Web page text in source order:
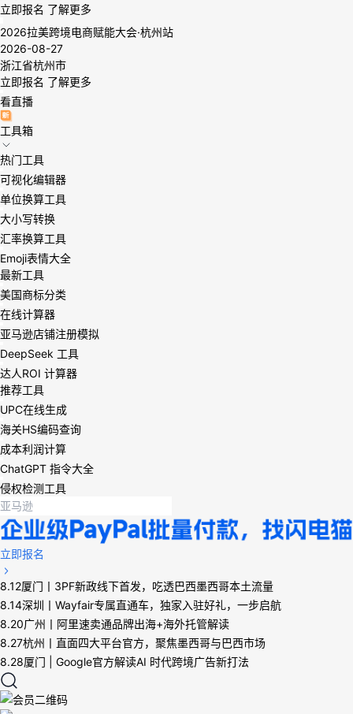
立即报名 了解更多
2026拉美跨境电商赋能大会·杭州站
2026-08-27
浙江省杭州市
立即报名 了解更多
看直播
工具箱
热门工具
可视化编辑器
单位换算工具
大小写转换
汇率换算工具
Emoji表情大全
最新工具
美国商标分类
在线计算器
亚马逊店铺注册模拟
DeepSeek 工具
达人ROI 计算器
推荐工具
UPC在线生成
海关HS编码查询
成本利润计算
ChatGPT 指令大全
侵权检测工具
立即报名
8.12厦门丨3PF新政线下首发，吃透巴西墨西哥本土流量
8.14深圳丨Wayfair专属直通车，独家入驻好礼，一步启航
8.20广州丨阿里速卖通品牌出海+海外托管解读
8.27杭州丨直面四大平台官方，聚焦墨西哥与巴西市场
8.28厦门 | Google官方解读AI 时代跨境广告新打法